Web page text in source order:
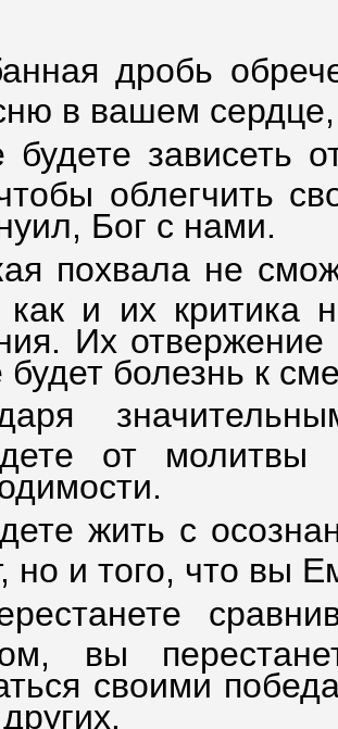
дробь
в вашем сердце,
зависеть
облегчить
Бог с нами.
похвала не
как и их критика
Их
будет болезнь к
от молитвы
жить с
но и того, что вы
вы
своими